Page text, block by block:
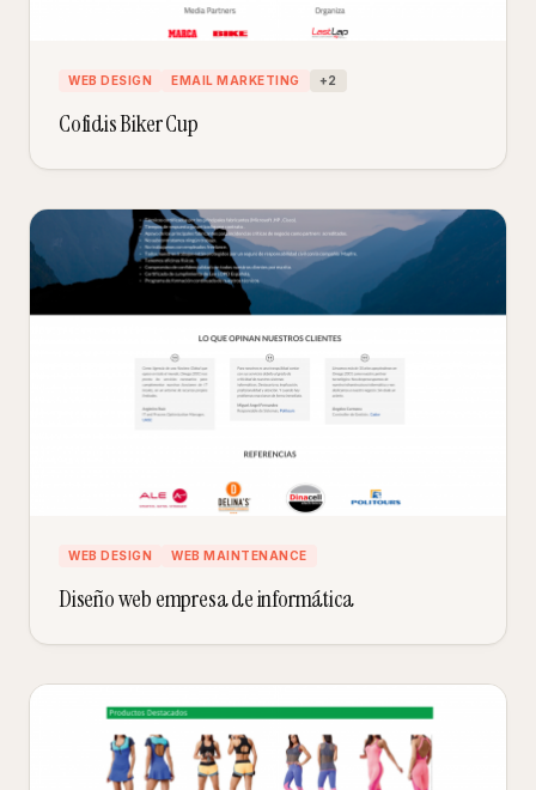
WEB DESIGN EMAIL MARKETING +2
Cofidis Biker Cup
WEB DESIGN WEB MAINTENANCE
Diseño web empresa de informática